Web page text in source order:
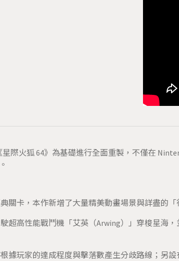
星際火狐 64》為基礎進行全面重製，不僅在
關卡，本作新增了大量精美動畫場景與詳盡的
超高性能戰鬥機「艾英（Arwing）」穿梭星海
據玩家的達成程度與擊落數產生分歧路線；另